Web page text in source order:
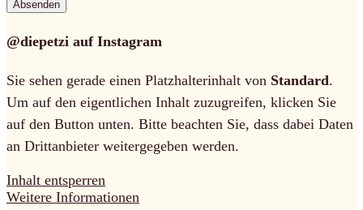
@diepetzi auf Instagram
Sie sehen gerade einen Platzhalterinhalt von Standard.
Um auf den eigentlichen Inhalt zuzugreifen, klicken Sie
auf den Button unten. Bitte beachten Sie, dass dabei Daten
an Drittanbieter weitergegeben werden.
Inhalt entsperren
Weitere Informationen